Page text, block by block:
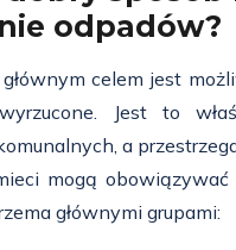
odpadów?
celem jest
Jest to
a
mogą
głównymi grupami: